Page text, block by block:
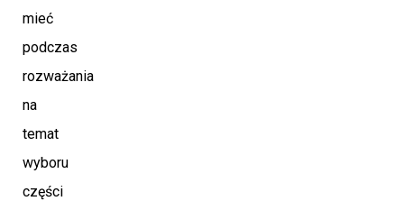
mieć
podczas
rozważania
na
temat
wyboru
części